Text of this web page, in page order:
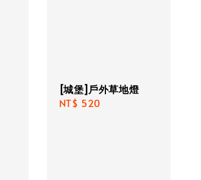
[城堡]戶外草地燈
Regular
NT$ 520